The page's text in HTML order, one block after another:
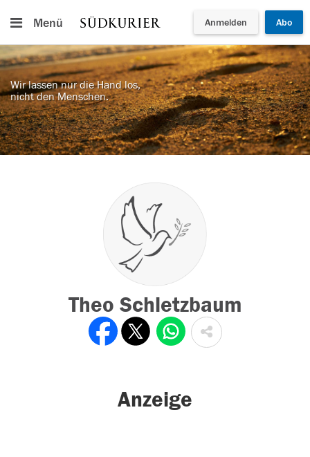
Menü Anmelden Abo
Wir lassen nur die Hand los,
nicht den Menschen.
Theo Schletzbaum
Anzeige